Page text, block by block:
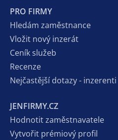
PRO FIRMY
Hledám zaměstnance
Vložit nový inzerát
Ceník služeb
Recenze
Nejčastější dotazy - inzerenti
JENFIRMY.CZ
Hodnotit zaměstnavatele
Vytvořit prémiový profil